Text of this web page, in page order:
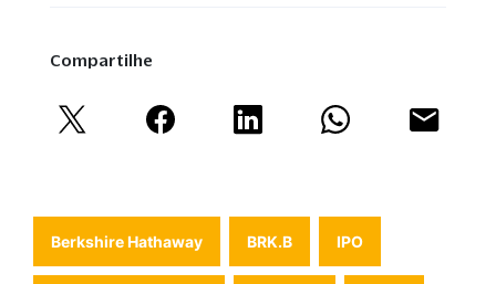
Compartilhe
Berkshire Hathaway BRK.B IPO